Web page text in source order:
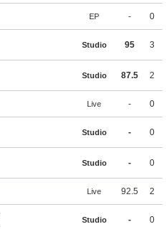
EP - 0
Studio 95 3
Studio 87.5 2
Live - 0
Studio - 0
Studio - 0
Live 92.5 2
Studio - 0